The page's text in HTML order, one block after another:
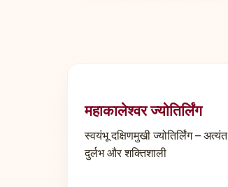
महाकालेश्वर ज्योतिर्लिंग
स्वयंभू दक्षिणमुखी ज्योतिर्लिंग – अत्यंत
दुर्लभ और शक्तिशाली